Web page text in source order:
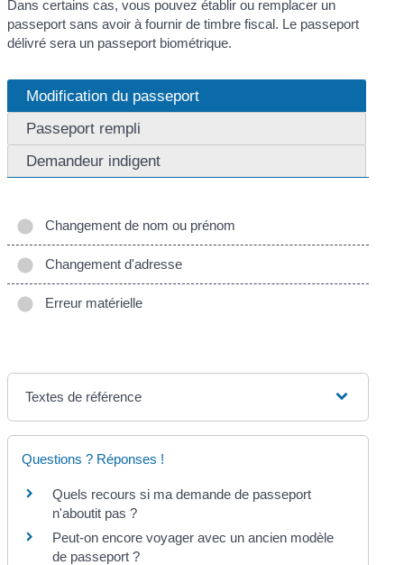
Dans certains cas, vous pouvez établir ou remplacer un
passeport sans avoir à fournir de timbre fiscal. Le passeport
délivré sera un passeport biométrique.
Modification du passeport
Passeport rempli
Demandeur indigent
Changement de nom ou prénom
Changement d'adresse
Erreur matérielle
Textes de référence
Questions ? Réponses !
Quels recours si ma demande de passeport
n'aboutit pas ?
Peut-on encore voyager avec un ancien modèle
de passeport ?